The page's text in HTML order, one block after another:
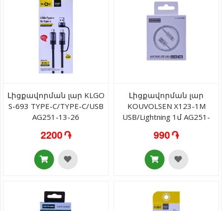
Լիցքավորման լար KLGO
S-693 TYPE-C/TYPE-C/USB
AG251-13-26
2200 ֏
Լիցքավորման լար
KOUVOLSEN X123-1M
USB/Lightning 1մ AG251-
990 ֏